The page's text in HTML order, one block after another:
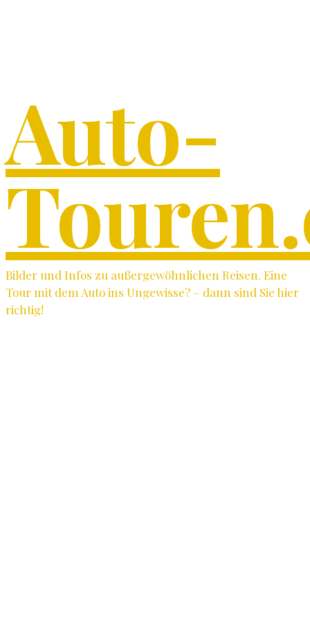
Auto-
Bilder und Infos zu außergewöhnlichen Reisen. Eine
Tour mit dem Auto ins Ungewisse? – dann sind Sie hier
richtig!